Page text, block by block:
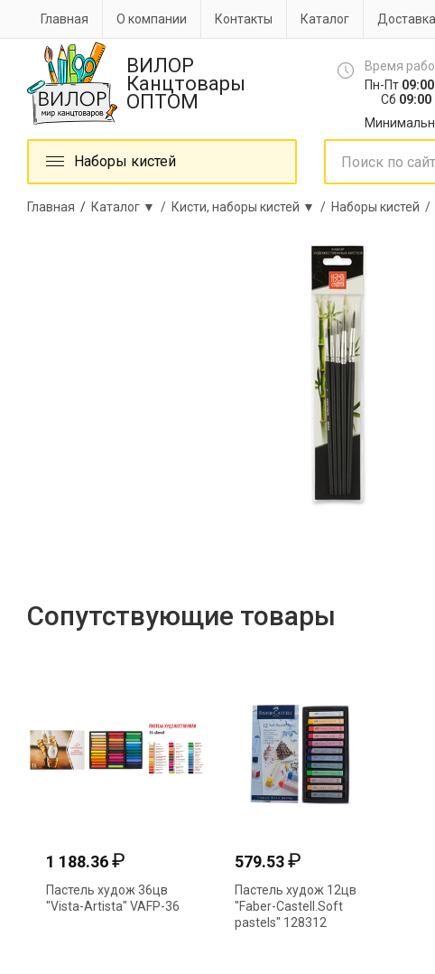
Главная О компании Контакты Каталог
ВИЛОР
Канцтовары
ОПТОМ
Время
Пн-Пт
Сб 09:00
Наборы кистей
Главная / Каталог ▼ / Кисти, наборы кистей ▼ / Наборы кистей /
Сопутствующие товары
1 188.36₽
Пастель худож 36цв
"Vista-Artista" VAFP-36
579.53₽
Пастель худож 12цв
"Faber-Castell.Soft
pastels" 128312